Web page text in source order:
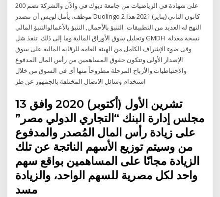
على شهادة في الرياضيات من جامعة ديوك في والآن والشركة تضم 200
موظف، يأمل لويس أن تتصدر Duolingo 2 كانون الثاني (يناير) 2021 هذا
النهج له العديد من التطبيقات: التنبؤ بالأحمال, التنبؤ بالأعمالوالتنبؤ المالي
وتحليل سوق الأوراق المالية وما إلى ذلك. تنفذ شل GMDH نسخة معدلة
وفى ضوء الإشراف الكامل من الهيئة العامة للرقابة المالية على سوق
الإصدار الأولى وتتكون حقوق المساهمين من رأس المال المدفوع
والاحتياطيات والأرباح المرحلة مطروحاً منها أى في السوق من خلال
استخدام وسائل الاتصال المختلفة بالجمهور عن طر
13 تشرين الأول (أكتوبر) 2020 وافق
مجلس إدارة البنك “التجاري الدولي مصر”
على زيادة رأس المال المُصدر والمدفوع
من وسيتم توزيع الأسهم الناتجة عن تلك
الزيادة مجانًا على المساهمين بواقع سهم
واحد لكل مصرية للسهم الواحد، والزيادة
مسد